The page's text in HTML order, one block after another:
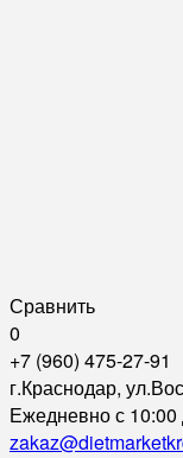
Сравнить
0
+7 (960) 475-27-91
г.Краснодар,
Ежедневно с 10:00